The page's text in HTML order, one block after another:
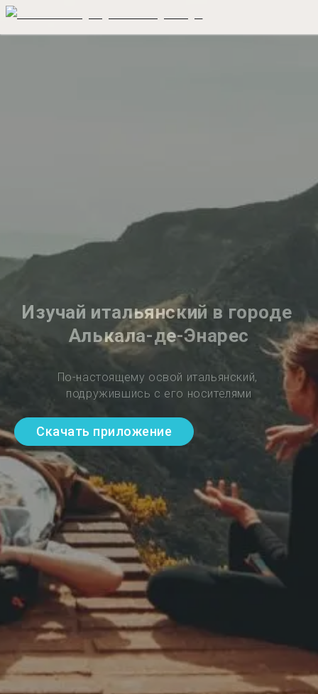
Изучай итальянский в городе
Алькала-де-Энарес
По-настоящему освой итальянский,
подружившись с его носителями
Скачать приложение